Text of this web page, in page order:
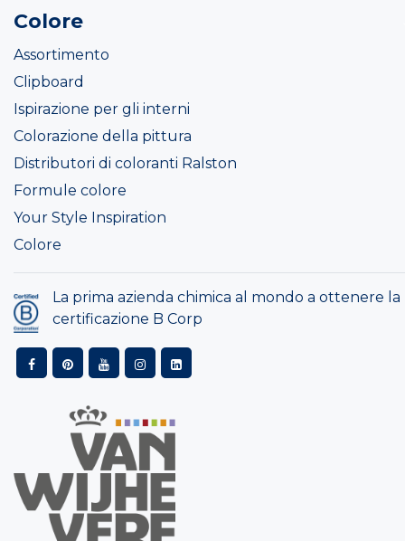
Colore
Assortimento
Clipboard
Ispirazione per gli interni
Colorazione della pittura
Distributori di coloranti Ralston
Formule colore
Your Style Inspiration
Colore
La prima azienda chimica al mondo a ottenere la
certificazione B Corp